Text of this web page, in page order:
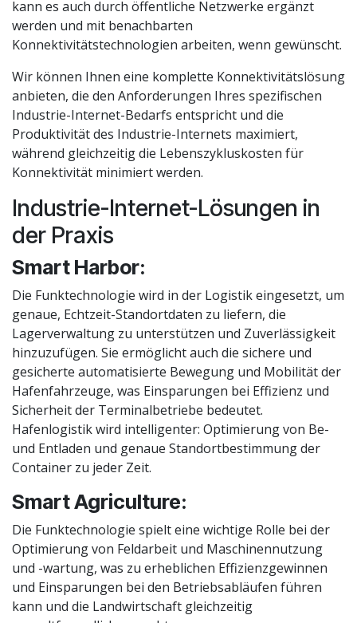
kann es auch durch öffentliche Netzwerke ergänzt
werden und mit benachbarten
Konnektivitätstechnologien arbeiten, wenn gewünscht.
Wir können Ihnen eine komplette Konnektivitätslösung
anbieten, die den Anforderungen Ihres spezifischen
Industrie-Internet-Bedarfs entspricht und die
Produktivität des Industrie-Internets maximiert,
während gleichzeitig die Lebenszykluskosten für
Konnektivität minimiert werden.
Industrie-Internet-Lösungen in
der Praxis
Smart Harbor:
Die Funktechnologie wird in der Logistik eingesetzt, um
genaue, Echtzeit-Standortdaten zu liefern, die
Lagerverwaltung zu unterstützen und Zuverlässigkeit
hinzuzufügen. Sie ermöglicht auch die sichere und
gesicherte automatisierte Bewegung und Mobilität der
Hafenfahrzeuge, was Einsparungen bei Effizienz und
Sicherheit der Terminalbetriebe bedeutet.
Hafenlogistik wird intelligenter: Optimierung von Be-
und Entladen und genaue Standortbestimmung der
Container zu jeder Zeit.
Smart Agriculture:
Die Funktechnologie spielt eine wichtige Rolle bei der
Optimierung von Feldarbeit und Maschinennutzung
und -wartung, was zu erheblichen Effizienzgewinnen
und Einsparungen bei den Betriebsabläufen führen
kann und die Landwirtschaft gleichzeitig